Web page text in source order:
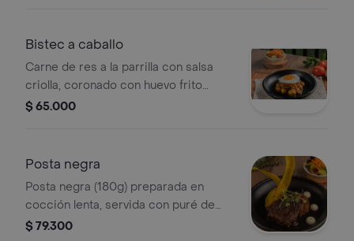
Bistec a caballo
Carne de res a la parrilla con salsa
criolla, coronado con huevo frito
sobre una cama de papas criollas y
$ 65.000
Posta negra
Posta negra (180g) preparada en
cocción lenta, servida con puré de
papa y arracacha, arroz con coco,
$ 79.300